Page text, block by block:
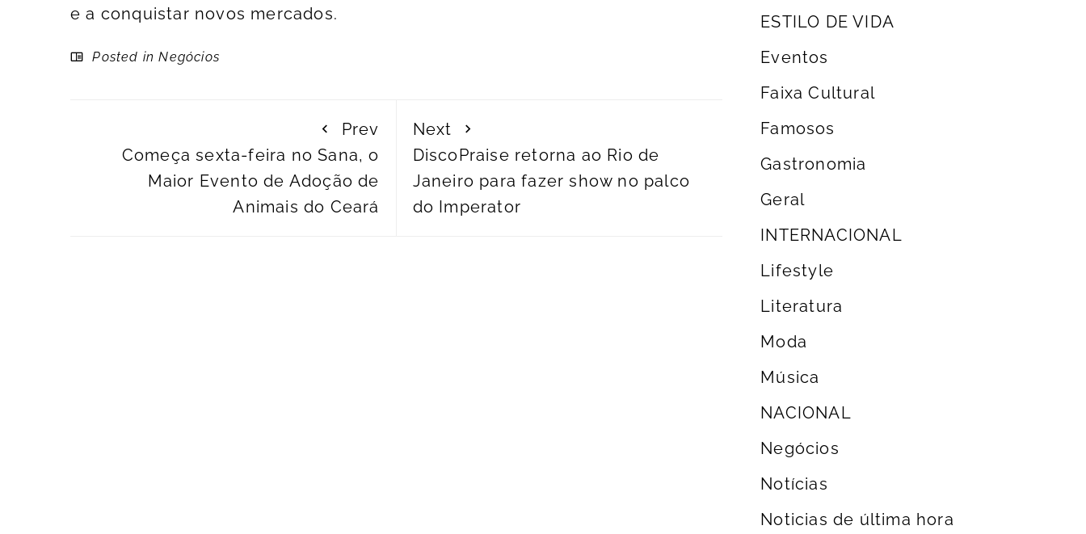
e a conquistar novos mercados.
Posted inNegócios
Prev
Começa sexta-feira no Sana, o
Maior Evento de Adoção de
Animais do Ceará
Next
DiscoPraise retorna ao Rio de
Janeiro para fazer show no palco
do Imperator
ESTILO DE VIDA
Eventos
Faixa Cultural
Famosos
Gastronomia
Geral
INTERNACIONAL
Lifestyle
Literatura
Moda
Música
NACIONAL
Negócios
Notícias
Noticias de última hora